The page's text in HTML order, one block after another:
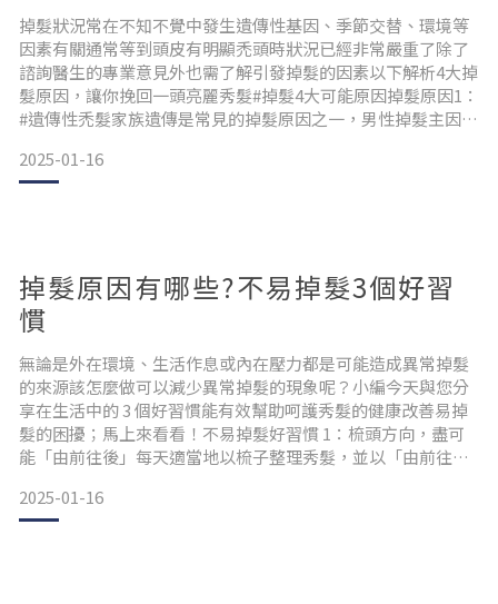
掉髮狀況常在不知不覺中發生遺傳性基因、季節交替、環境等
因素有關通常等到頭皮有明顯禿頭時狀況已經非常嚴重了除了
諮詢醫生的專業意見外也需了解引發掉髮的因素以下解析4大掉
髮原因，讓你挽回一頭亮麗秀髮#掉髮4大可能原因掉髮原因1：
#遺傳性禿髮家族遺傳是常見的掉髮原因之一，男性掉髮主因來
子所導致，因此被稱為「男性型掉髮」，常見症狀為髮際線越
來越後退，髮量日漸稀疏，最後只剩下邊緣和腦後的毛髮。掉
2025-01-16
掉髮原因有哪些?不易掉髮3個好習
慣
無論是外在環境、生活作息或內在壓力都是可能造成異常掉髮
的來源該怎麼做可以減少異常掉髮的現象呢？小編今天與您分
享在生活中的 3 個好習慣能有效幫助呵護秀髮的健康改善易掉
髮的困擾；馬上來看看！不易掉髮好習慣 1：梳頭方向，盡可
能「由前往後」每天適當地以梳子整理秀髮，並以「由前往
長、減少斷裂發生。梳子建議選擇用天然的木頭、牛角材質，
較不容易對髮絲產生拉扯，或產生靜電效果。不易掉髮好習慣
2025-01-16